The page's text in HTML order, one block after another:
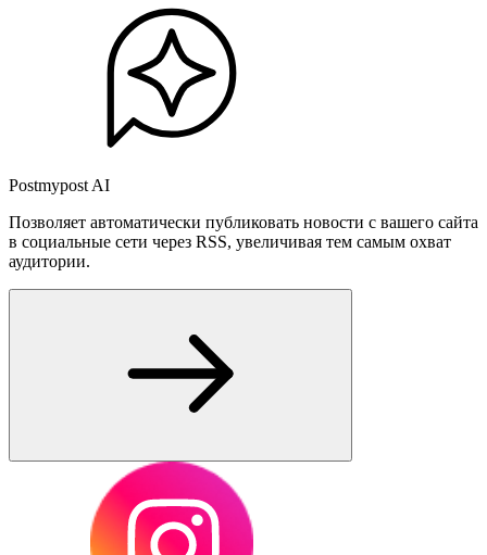
Postmypost AI
Позволяет автоматически публиковать новости с вашего сайта
в социальные сети через RSS, увеличивая тем самым охват
аудитории.